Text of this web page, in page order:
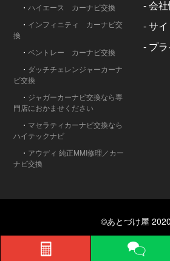
・ハイエース カーナビ交換
・ インフィニティ カーナビ交
換
・ベントレー カーナビ交換
・ ダッチチェレンジャーカーナ
ビ交換
・ ジャガーカーナビ交換なら専
門店におかませください
・ マセラティカーナビ交換なら
ハイテックナビ
・ アウディ 純正MMI修理／カー
ナビ交換
-会
-サ
- プ
©あとづけ屋 2020